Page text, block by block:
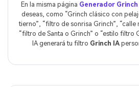
En la misma página Generador Grinch
deseas, como “Grinch clásico con
tierno”, “filtro de sonrisa Grinch”, “calle
“filtro de Santa o Grinch” o “estilo filtro
IA generará tu filtro Grinch IA